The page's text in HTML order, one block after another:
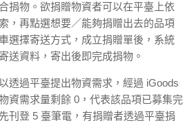
捐物。欲捐贈物資者可以在平臺上依
，再點選想要／能夠捐贈出去的品項
選擇寄送方式，成立捐贈單後，系統
送資料，寄出後即完成捐物。
透過平臺提出物資需求，經過 iGoods
資需求量剩餘 0，代表該品項已募集完
刊登 5 臺筆電，有捐贈者透過平臺捐